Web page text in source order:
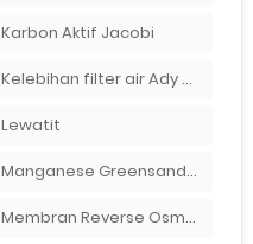
Karbon Aktif Jacobi
Kelebihan filter air Ady Water untuk menyaring air sumur bor di rumah"
Lewatit
Manganese Greensand Plus
Membran Reverse Osmosis